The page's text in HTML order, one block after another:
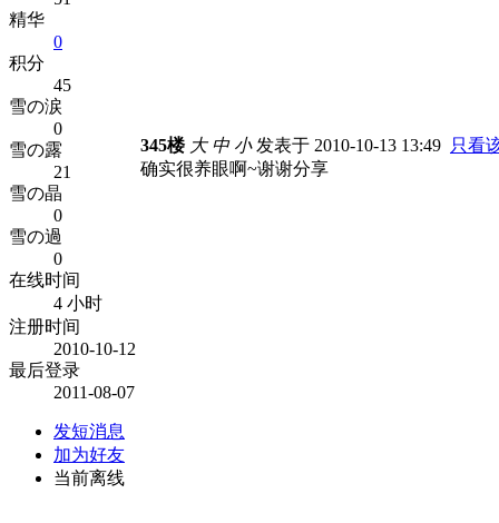
精华
0
积分
45
雪の涙
0
雪の露
21
雪の晶
0
雪の過
0
在线时间
4 小时
注册时间
2010-10-12
最后登录
2011-08-07
发短消息
加为好友
当前离线
345楼 大 中 小发表于 2010-10-13 13:49 只看
确实很养眼啊~谢谢分享